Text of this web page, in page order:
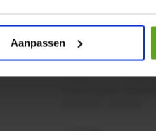
Aanpassen
HP 12 MOTOR